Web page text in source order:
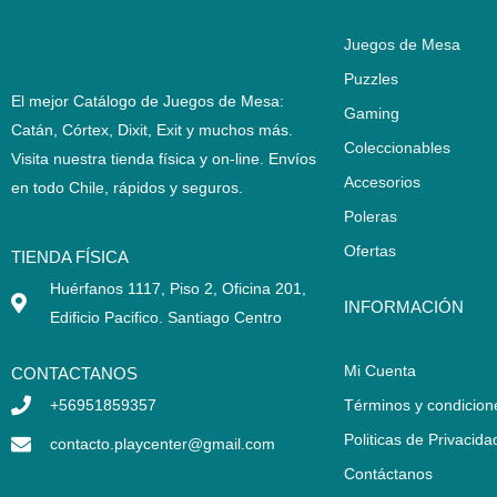
El mejor Catálogo de Juegos de Mesa:
Catán, Córtex, Dixit, Exit y muchos más.
Visita nuestra tienda física y on-line. Envíos
en todo Chile, rápidos y seguros
TIENDA FÍSICA
Huérfanos 1117, Piso 2, Oficina 201,
Edificio Pacifico. Santiago Centro
CONTACTANOS
+56951859357
contacto.playcenter@gmail.com
Juegos de Mesa
Puzzles
Gaming
Coleccionables
Accesorios
Poleras
Ofertas
INFORMACIÓN
Mi Cuenta
Términos y
Politicas de
Contáctanos